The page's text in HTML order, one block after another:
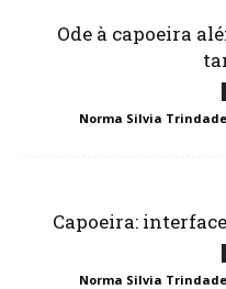
Ode à capoeira
Norma Silvia
Capoeira:
Norma Silvia